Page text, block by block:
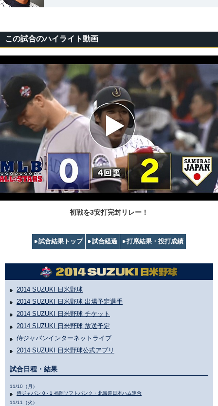
この試合のハイライト動画
初戦を3安打完封リレー！
試合結果トップ 試合経過 打席結果・投打成績
2014 SUZUKI 日米野球
2014 SUZUKI 日米野球 出場予定選手
2014 SUZUKI 日米野球 チケット
2014 SUZUKI 日米野球 放送予定
侍ジャパンインターネットライブ
2014 SUZUKI 日米野球公式アプリ
試合日程・結果
11/10（月）
侍ジャパン 0 - 1 福岡ソフトバンク・北海道日本ハム連合
11/11（火）